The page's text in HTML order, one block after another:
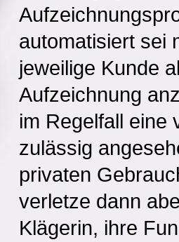
automatisiert sei
jeweilige Kunde
Aufzeichnung
im Regelfall eine
zulässig
privaten
verletze dann
Klägerin, ihre